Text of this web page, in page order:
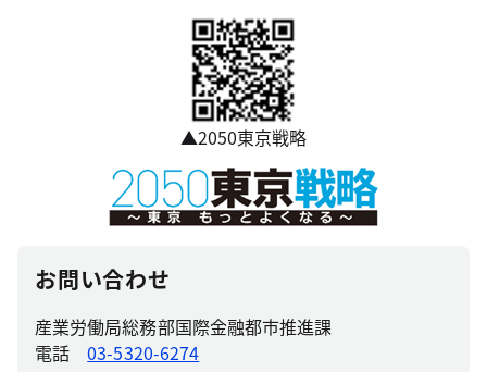
▲2050東京戦略
お問い合わせ
産業労働局総務部国際金融都市推進課
電話03-5320-6274